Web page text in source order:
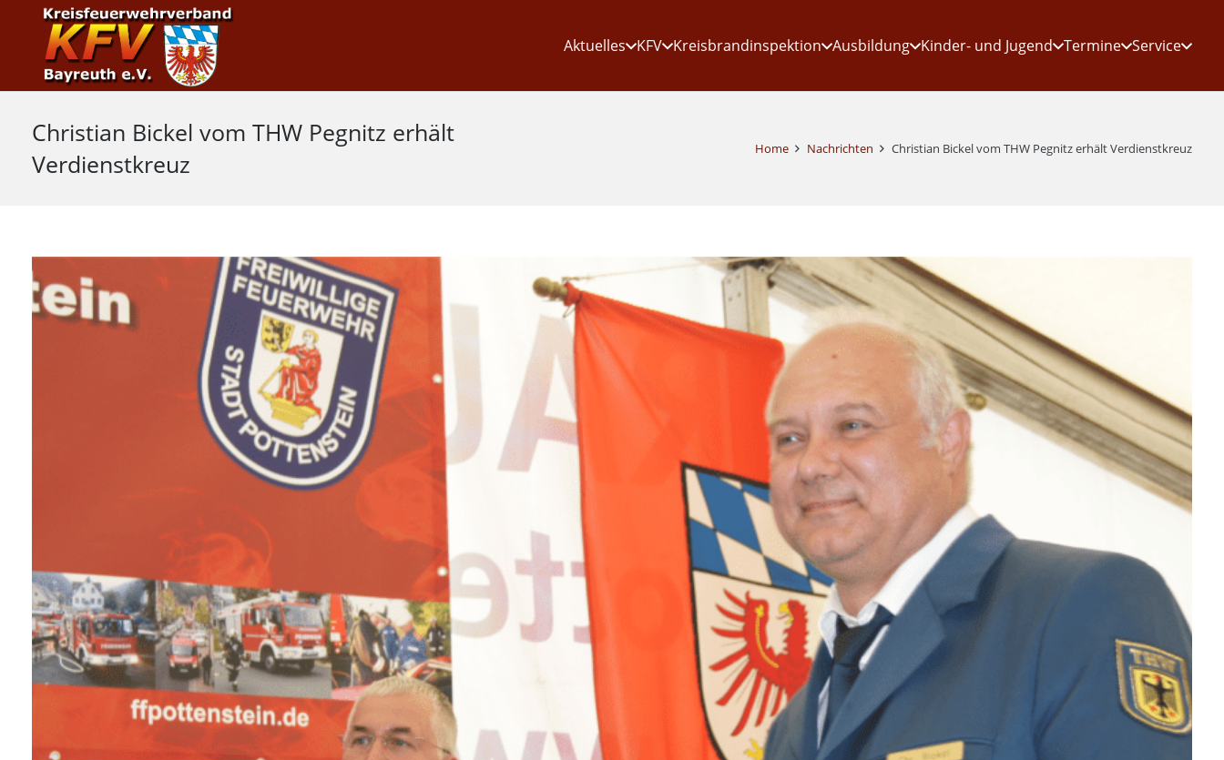
Aktuelles KFV Kreisbrandinspektion Ausbildung Kinder- und Jugend Termine Service
Christian Bickel vom THW Pegnitz erhält
Verdienstkreuz
Home Nachrichten Christian Bickel vom THW Pegnitz erhält Verdienstkreuz